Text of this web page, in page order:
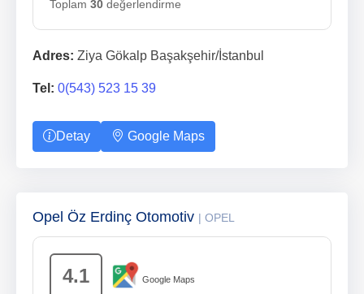
Toplam 30 değerlendirme
Adres: Ziya Gökalp Başakşehir/İstanbul
Tel: 0(543) 523 15 39
Detay Google Maps
Opel Öz Erdinç Otomotiv | OPEL
4.1 Google Maps